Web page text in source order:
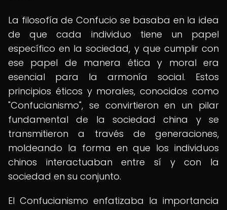
La filosofía de Confucio se basaba en la idea
de que cada individuo tiene un papel
específico en la sociedad, y que cumplir con
ese papel de manera ética y moral era
esencial para la armonía social. Estos
principios éticos y morales, conocidos como
"Confucianismo", se convirtieron en un pilar
fundamental de la sociedad china y se
transmitieron a través de generaciones,
moldeando la forma en que los individuos
chinos interactuaban entre sí y con la
sociedad en su conjunto.
El Confucianismo enfatizaba la importancia